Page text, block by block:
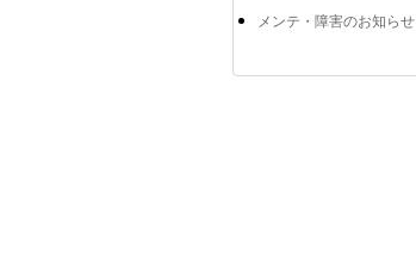
メンテ・障害のお知らせ